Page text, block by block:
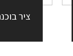
ציר